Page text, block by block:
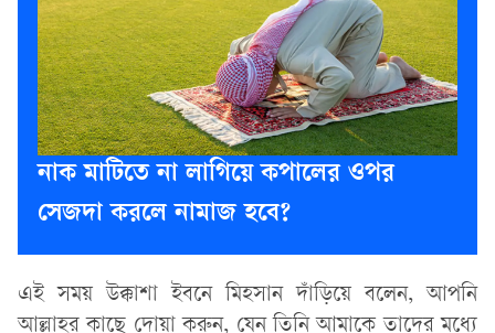
নাক মাটিতে না লাগিয়ে কপালের ওপর
সেজদা করলে নামাজ হবে?
এই সময় উক্কাশা ইবনে মিহসান দাঁড়িয়ে বলেন, আপনি
আল্লাহর কাছে দোয়া করুন, যেন তিনি আমাকে তাদের মধ্যে